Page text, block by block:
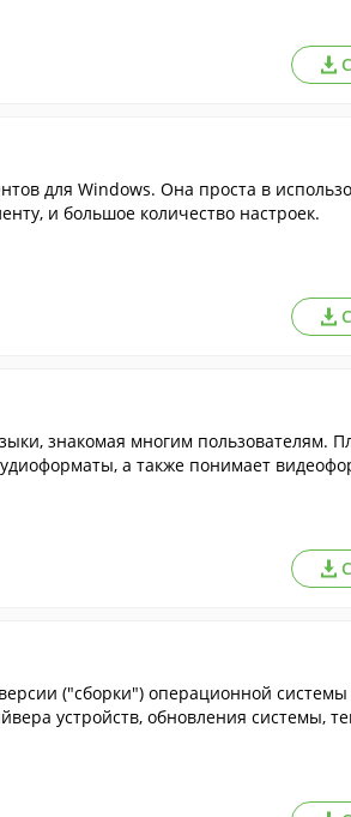
для Windows. Она проста в
и большое количество настроек.
знакомая многим пользователям.
а также понимает
("сборки") операционной
устройств, обновления системы,